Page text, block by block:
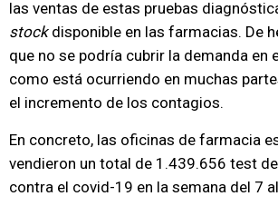
las ventas de estas pruebas
stockdisponible en las farmacias. De
que no se podría cubrir la demanda en
como está ocurriendo en muchas
el incremento de los contagios.
En concreto, las oficinas de farmacia
vendieron un total de 1.439.656 test
contra el covid-19 en la semana del 7